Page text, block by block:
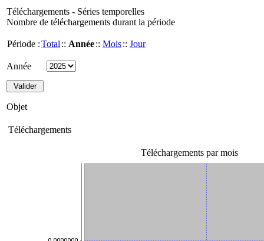
Téléchargements - Séries temporelles
Nombre de téléchargements durant la période
Période :Total :: Année:: Mois:: Jour
Année
Objet
Téléchargements
Téléchargements par mois